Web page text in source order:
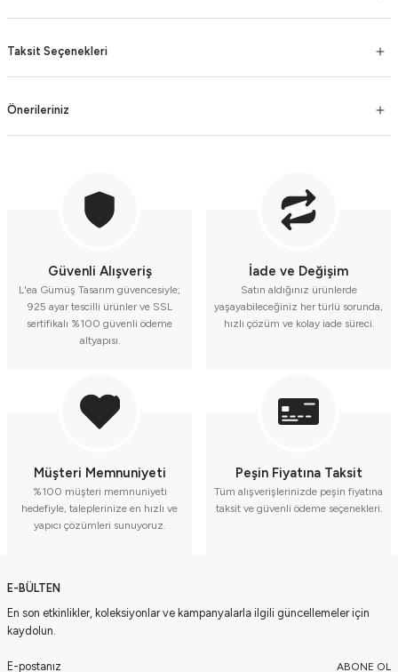
Taksit Seçenekleri
Önerileriniz
Güvenli Alışveriş
L'ea Gümüş Tasarım güvencesiyle;
925 ayar tescilli ürünler ve SSL
sertifikalı %100 güvenli ödeme
altyapısı.
İade ve Değişim
Satın aldığınız ürünlerde
yaşayabileceğiniz her türlü sorunda,
hızlı çözüm ve kolay iade süreci.
Müşteri Memnuniyeti
%100 müşteri memnuniyeti
hedefiyle, taleplerinize en hızlı ve
yapıcı çözümleri sunuyoruz.
Peşin Fiyatına Taksit
Tüm alışverişlerinizde peşin fiyatına
taksit ve güvenli ödeme seçenekleri.
E-BÜLTEN
En son etkinlikler, koleksiyonlar ve kampanyalarla ilgili güncellemeler için
kaydolun.
ABONE OL